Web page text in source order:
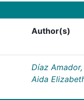
Author(s)
Díaz Amador,
Aida